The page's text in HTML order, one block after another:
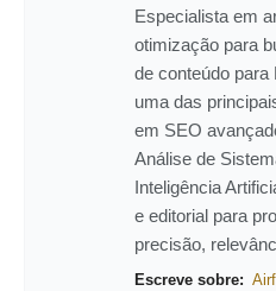
Especialista em
otimização para
de conteúdo
uma das
em SEO
Análise de
Inteligência
e editorial para
precisão,
Escreve sobre: